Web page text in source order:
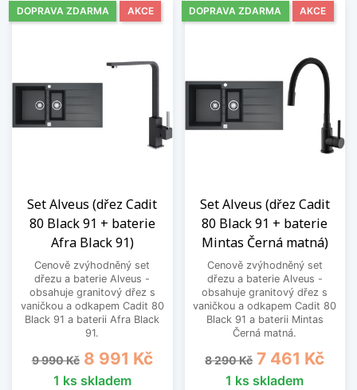
Set Alveus (dřez Cadit
80 Black 91 + baterie
Afra Black 91)
Cenově zvýhodněný set
dřezu a baterie Alveus -
obsahuje granitový dřez s
vaničkou a odkapem Cadit 80
Black 91 a baterii Afra Black
91.
Běžná cena
9 990 Kč Cena
8 991 Kč
1 ks skladem
DOPRAVA ZDARMA AKCE
Set Alveus (dřez Cadit
80 Black 91 + baterie
Mintas Černá matná)
Cenově zvýhodněný set
dřezu a baterie Alveus -
obsahuje granitový dřez s
vaničkou a odkapem Cadit 80
Black 91 a baterii Mintas
Černá matná.
Běžná cena
8 290 Kč Cena
7 461 Kč
1 ks skladem
DOPRAVA ZDARMA AKCE